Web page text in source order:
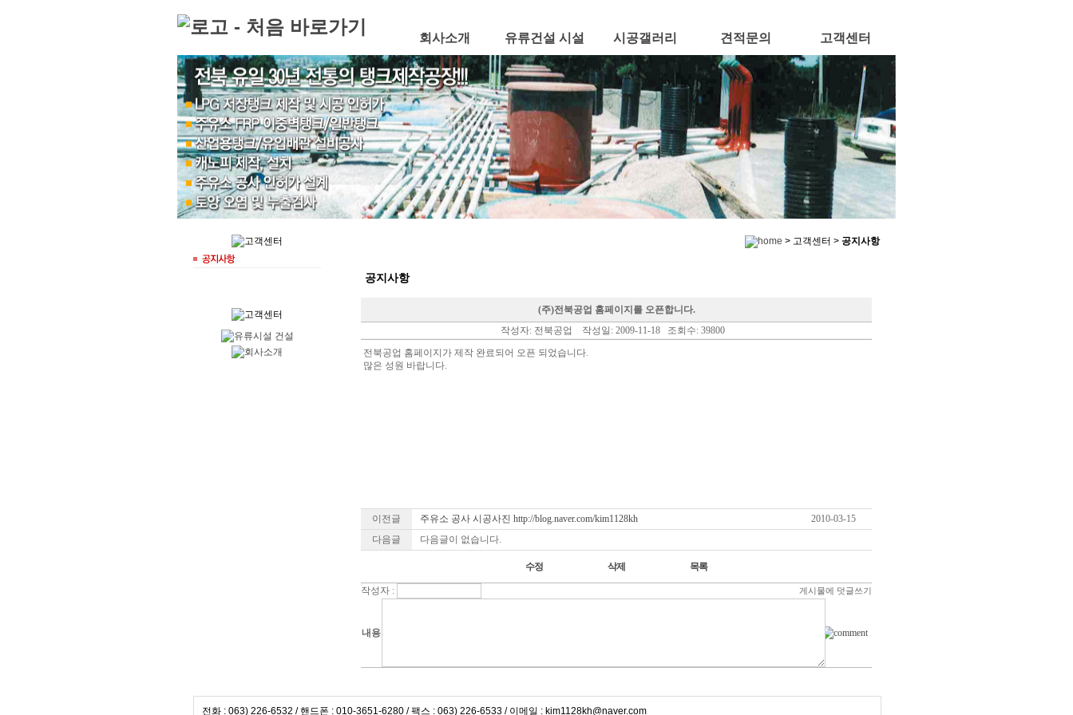
Skip to content
회사소개 유류건설 시설 시공갤러리 견적문의 고객센터
> 고객센터 > 공지사항
공지사항
(주)전북공업 홈페이지를 오픈합니다.
작성자: 전북공업 작성일: 2009-11-18 조회수: 39800
전북공업 홈페이지가 제작 완료되어 오픈 되었습니다.
많은 성원 바랍니다.
이전글 주유소 공사 시공사진 http://blog.naver.com/kim1128kh
2010-03-15
다음글
다음글이 없습니다.
작성자 : 게시물에 덧글쓰기
내용
전화 : 063) 226-6532 / 핸드폰 : 010-3651-6280 / 팩스 : 063) 226-6533 / 이메일 : kim1128kh@naver.com